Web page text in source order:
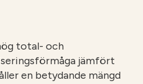
total- och
jämfört
en betydande mängd